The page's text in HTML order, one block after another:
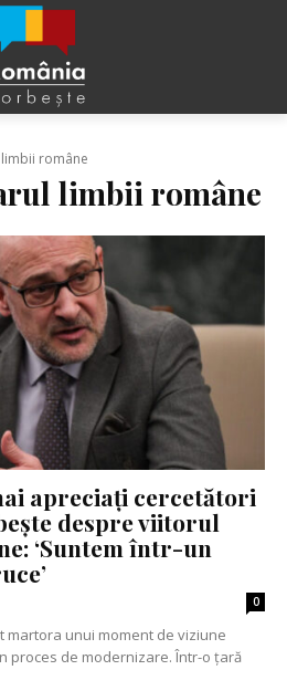
române
limbii române
apreciați cercetători
despre viitorul
‘Suntem într-un
0
martora unui moment de viziune
proces de modernizare. Într-o țară